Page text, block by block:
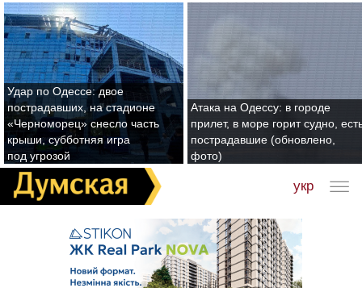
Удар по Одессе: двое
пострадавших, на стадионе
«Черноморец» снесло часть
крыши, субботняя игра
под угрозой
Атака на Одессу: в городе
прилет, в море горит судно,
пострадавшие (обновлено,
фото)
укр